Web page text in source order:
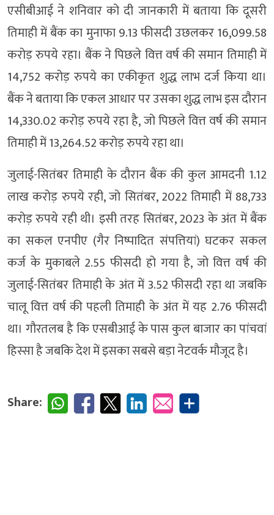
एसीबीआई ने शनिवार को दी जानकारी में बताया कि दूसरी
तिमाही में बैंक का मुनाफा 9.13 फीसदी उछलकर 16,099.58
करोड़ रुपये रहा। बैंक ने पिछले वित्त वर्ष की समान तिमाही में
14,752 करोड़ रुपये का एकीकृत शुद्ध लाभ दर्ज किया था।
बैंक ने बताया कि एकल आधार पर उसका शुद्ध लाभ इस दौरान
14,330.02 करोड़ रुपये रहा है, जो पिछले वित्त वर्ष की समान
तिमाही में 13,264.52 करोड़ रुपये रहा था।
जुलाई-सितंबर तिमाही के दौरान बैंक की कुल आमदनी 1.12
लाख करोड़ रुपये रही, जो सितंबर, 2022 तिमाही में 88,733
करोड़ रुपये रही थी। इसी तरह सितंबर, 2023 के अंत में बैंक
का सकल एनपीए (गैर निष्पादित संपत्तियां) घटकर सकल
कर्ज के मुकाबले 2.55 फीसदी हो गया है, जो वित्त वर्ष की
जुलाई-सितंबर तिमाही के अंत में 3.52 फीसदी रहा था जबकि
चालू वित्त वर्ष की पहली तिमाही के अंत में यह 2.76 फीसदी
था। गौरतलब है कि एसबीआई के पास कुल बाजार का पांचवां
हिस्सा है जबकि देश में इसका सबसे बड़ा नेटवर्क मौजूद है।
Share: